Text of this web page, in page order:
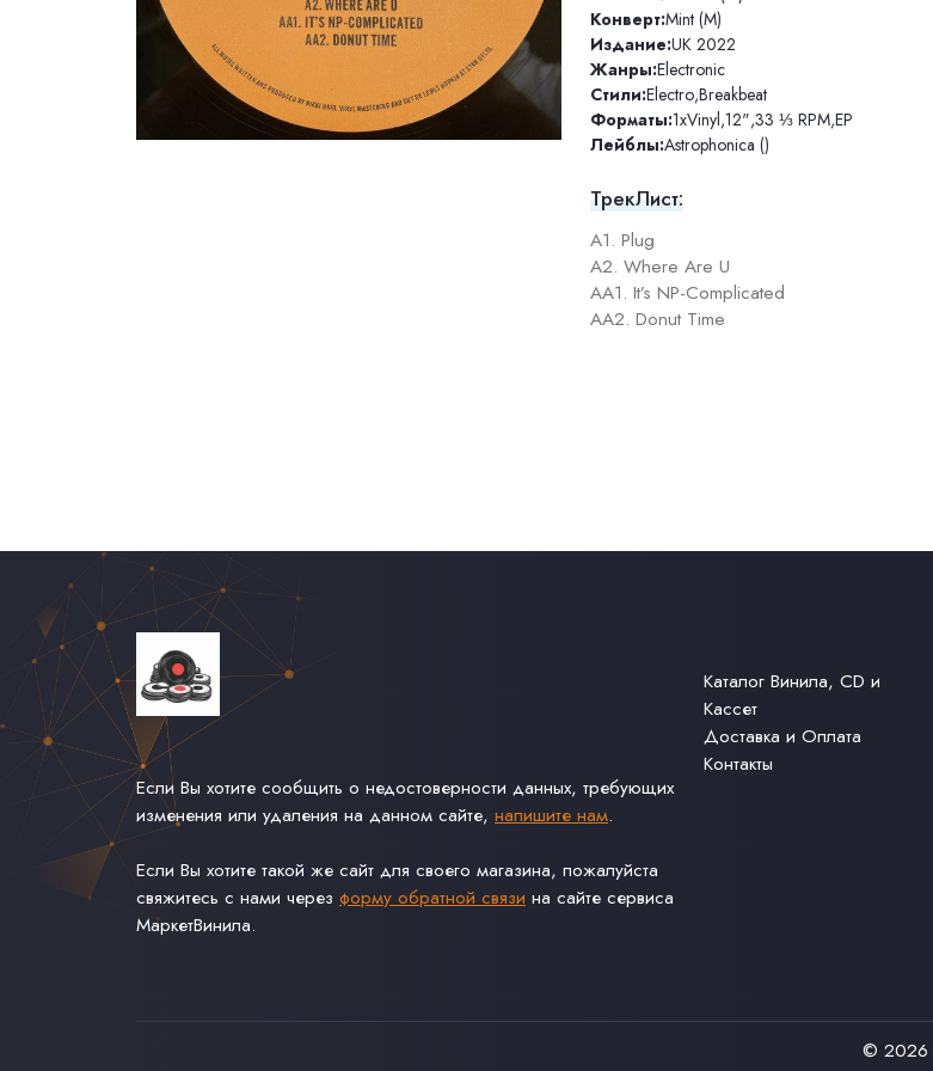
Конверт:Mint (M)
Издание:UK 2022
Жанры:Electronic
Стили:Electro,Breakbeat
Форматы:1xVinyl,12",33 ⅓ RPM,EP
Лейблы:Astrophonica ()
ТрекЛист:
A1. Plug
A2. Where Are U
AA1. It’s NP-Complicated
AA2. Donut Time
Если Вы хотите сообщить о недостоверности данных, требующих
изменения или удаления на данном сайте, напишите нам.
Если Вы хотите такой же сайт для своего магазина, пожалуйста
свяжитесь с нами через форму обратной связи на сайте сервиса
МаркетВинила.
Каталог Винила, CD и
Кассет
Доставка и Оплата
Контакты
© 2026